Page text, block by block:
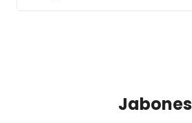
Jabones